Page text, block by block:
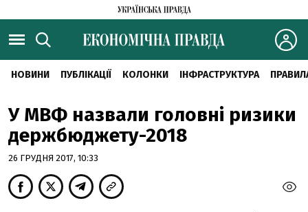
НОВИНИ ПУБЛІКАЦІЇ КОЛОНКИ ІНФРАСТРУКТУРА
У МВФ назвали головні ризики
держбюджету-2018
26 ГРУДНЯ 2017, 10:33